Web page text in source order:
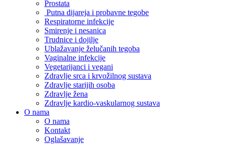
Prostata
Putna dijareja i probavne tegobe
Respiratorne infekcije
Smirenje i nesanica
Trudnice i dojilje
Ublažavanje želučanih tegoba
Vaginalne infekcije
Vegetarijanci i vegani
Zdravlje srca i krvožilnog sustava
Zdravlje starijih osoba
Zdravlje žena
Zdravlje kardio-vaskularnog sustava
O nama
O nama
Kontakt
Oglašavanje